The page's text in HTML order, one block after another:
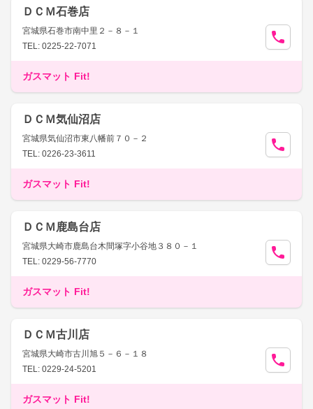
ＤＣＭ石巻店
宮城県石巻市南中里２－８－１
TEL: 0225-22-7071
ガスマット Fit!
ＤＣＭ気仙沼店
宮城県気仙沼市東八幡前７０－２
TEL: 0226-23-3611
ガスマット Fit!
ＤＣＭ鹿島台店
宮城県大崎市鹿島台木間塚字小谷地３８０－１
TEL: 0229-56-7770
ガスマット Fit!
ＤＣＭ古川店
宮城県大崎市古川旭５－６－１８
TEL: 0229-24-5201
ガスマット Fit!